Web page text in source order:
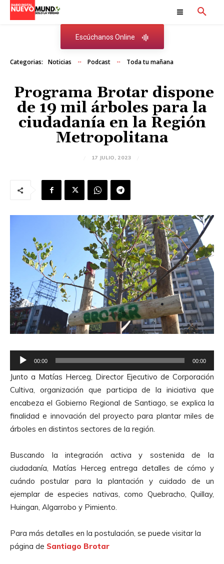
Escúchanos Online
Categorias: Noticias Podcast Toda tu mañana
Programa Brotar dispone
de 19 mil árboles para la
ciudadanía en la Región
Metropolitana
17 JULIO, 2023
e
p
r
o
d
u
t
o
r
d
e
u
d
00:00 00:00
Junto a Matías Herceg, Director Ejecutivo de Corporación
Cultiva, organización que participa de la iniciativa que
encabeza el Gobierno Regional de Santiago, se explica la
finalidad e innovación del proyecto para plantar miles de
árboles en distintos sectores de la región.
Buscando la integración activa y sostenida de la
ciudadanía, Matías Herceg entrega detalles de cómo y
cuándo postular para la plantación y cuidado de un
ejemplar de especies nativas, como Quebracho, Quillay,
Huingan, Algarrobo y Pimiento.
Para más detalles en la postulación, se puede visitar la
página de Santiago Brotar